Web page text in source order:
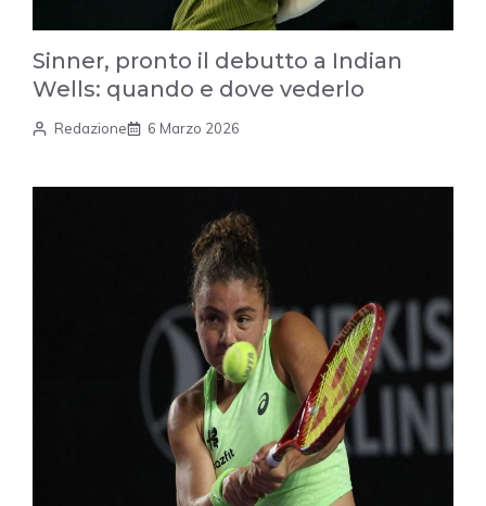
Sinner, pronto il debutto a Indian
Wells: quando e dove vederlo
Redazione 6 Marzo 2026